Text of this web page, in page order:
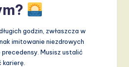
godzin, zwłaszcza w
imitowanie niezdrowych
Musisz ustalić